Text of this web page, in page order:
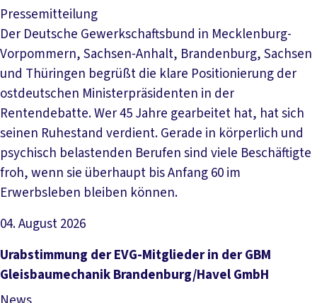
Pressemitteilung
Der Deutsche Gewerkschaftsbund in Mecklenburg-
Vorpommern, Sachsen-Anhalt, Brandenburg, Sachsen
und Thüringen begrüßt die klare Positionierung der
ostdeutschen Ministerpräsidenten in der
Rentendebatte. Wer 45 Jahre gearbeitet hat, hat sich
seinen Ruhestand verdient. Gerade in körperlich und
psychisch belastenden Berufen sind viele Beschäftigte
froh, wenn sie überhaupt bis Anfang 60 im
Erwerbsleben bleiben können.
04. August 2026
Artikel lesen
Urabstimmung der EVG-Mitglieder in der GBM
Gleisbaumechanik Brandenburg/Havel GmbH